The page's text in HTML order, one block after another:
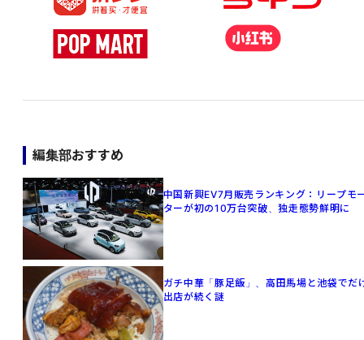
編集部おすすめ
中国新興EV7月販売ランキング：リープモ
ターが初の10万台突破、独走態勢鮮明に
ガチ中華「豚足飯」、高田馬場と池袋でだ
出店が続く謎